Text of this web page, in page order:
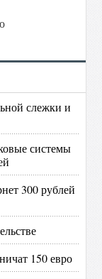
слежки и
системы
300 рублей
150 евро